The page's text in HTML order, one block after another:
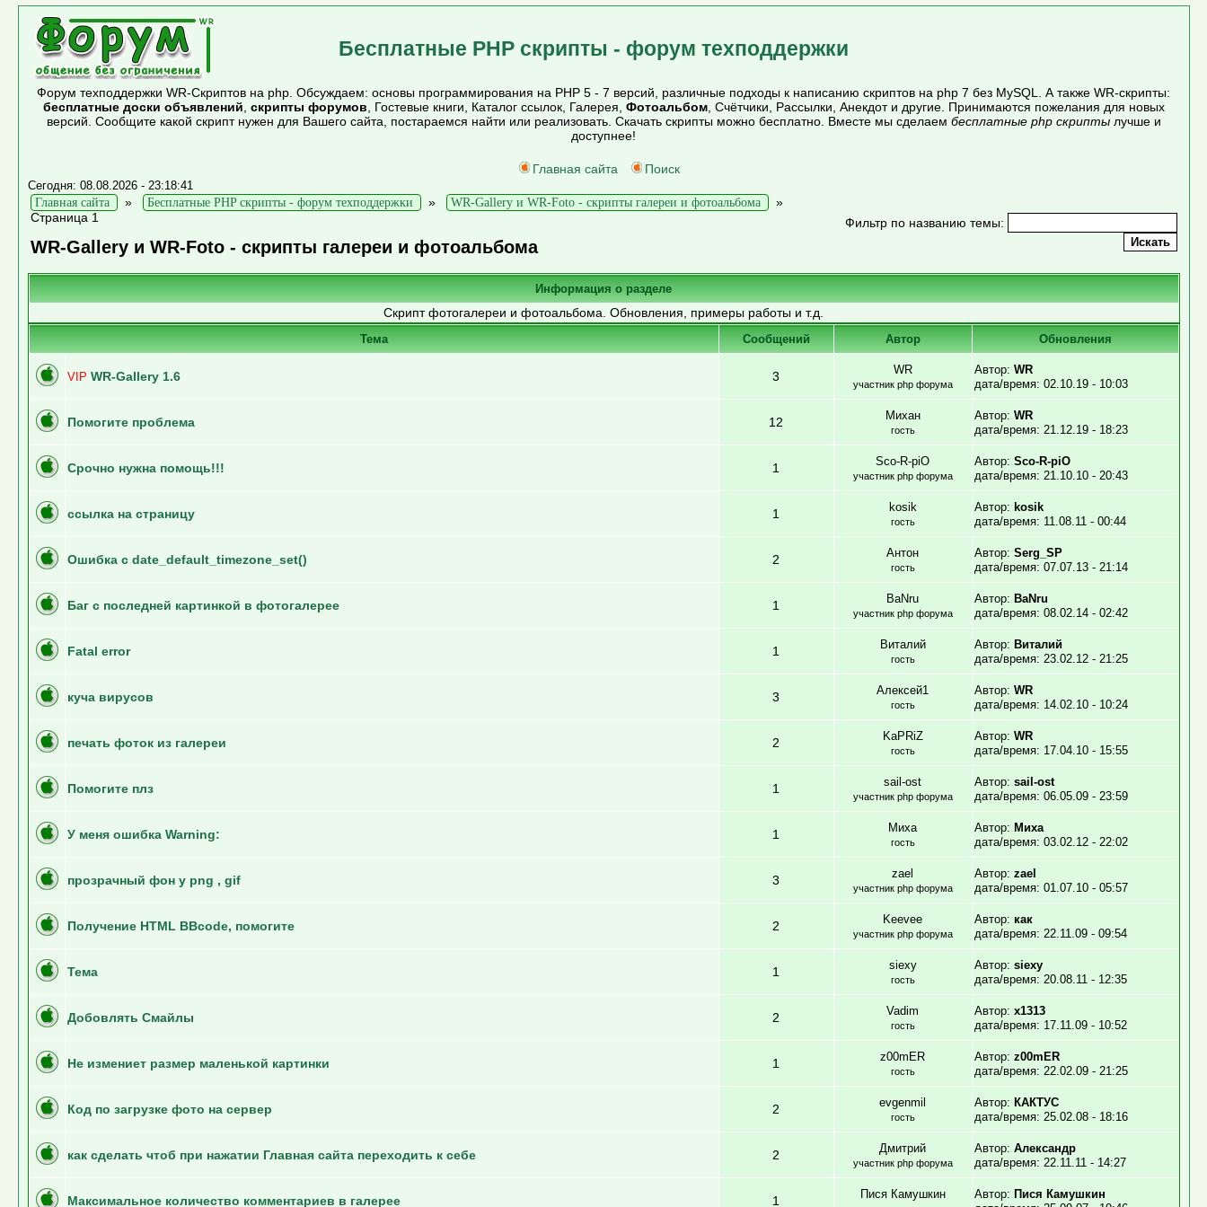
Бесплатные PHP скрипты - форум техподдержки
Форум техподдержки WR-Скриптов на php. Обсуждаем: основы программирования на PHP 5 - 7 версий, различные подходы к написанию скриптов на php 7 без MySQL. А также WR-скрипты:
бесплатные доски объявлений скрипты форумов , Гостевые книги, Каталог ссылок, Галерея, Фотоальбом, Счётчики, Рассылки, Анекдот и другие. Принимаются пожелания для новых
версий. Сообщите какой скрипт нужен для Вашего сайта, постараемся найти или реализовать. Скачать скрипты можно бесплатно. Вместе мы сделаем бесплатные php скриптылучше и
доступнее!
Главная сайта Поиск
Сегодня: 08.08.2026 - 23:18:41
Главная сайта » Бесплатные PHP скрипты - форум техподдержки » WR-Gallery и WR-Foto - скрипты галереи и фотоальбома »
Страница 1
WR-Gallery и WR-Foto - скрипты галереи и фотоальбома
Фильтр по названию темы:
Информация о разделе
Скрипт фотогалереи и фотоальбома. Обновления, примеры работы и т.д.
Тема Cообщений Автор Обновления
VIP WR-Gallery 1.6 3 WR
участник php форума
Автор: WR
дата/время: 02.10.19 - 10:03
Помогите проблема 12 Михан
гость
Автор: WR
дата/время: 21.12.19 - 18:23
Срочно нужна помощь!!! 1 Sco-R-piO
участник php форума
Автор: Sco-R-piO
дата/время: 21.10.10 - 20:43
ссылка на страницу 1 kosik
гость
Автор: kosik
дата/время: 11.08.11 - 00:44
Ошибка с date_default_timezone_set() 2 Антон
гость
Автор: Serg_SP
дата/время: 07.07.13 - 21:14
Баг с последней картинкой в фотогалерее 1 BaNru
участник php форума
Автор: BaNru
дата/время: 08.02.14 - 02:42
Fatal error 1 Виталий
гость
Автор: Виталий
дата/время: 23.02.12 - 21:25
куча вирусов 3 Алексей1
гость
Автор: WR
дата/время: 14.02.10 - 10:24
печать фоток из галереи 2 KaPRiZ
гость
Автор: WR
дата/время: 17.04.10 - 15:55
Помогите плз 1 sail-ost
участник php форума
Автор: sail-ost
дата/время: 06.05.09 - 23:59
У меня ошибка Warning: 1 Миха
гость
Автор: Миха
дата/время: 03.02.12 - 22:02
прозрачный фон у png , gif 3 zael
участник php форума
Автор: zael
дата/время: 01.07.10 - 05:57
Получение HTML BBcode, помогите 2 Keevee
участник php форума
Автор: как
дата/время: 22.11.09 - 09:54
Тема 1 siexy
гость
Автор: siexy
дата/время: 20.08.11 - 12:35
Добовлять Смайлы 2 Vadim
гость
Автор: x1313
дата/время: 17.11.09 - 10:52
Не измениет размер маленькой картинки 1 z00mER
гость
Автор: z00mER
дата/время: 22.02.09 - 21:25
Код по загрузке фото на сервер 2 evgenmil
гость
Автор: КАКТУС
дата/время: 25.02.08 - 18:16
как сделать чтоб при нажатии Главная сайта переходить к себе 2 Дмитрий
участник php форума
Автор: Александр
дата/время: 22.11.11 - 14:27
Максимальное количество комментариев в галерее 1 Пися Камушкин Автор: Пися Камушкин